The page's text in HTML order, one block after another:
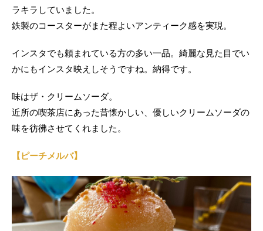
ラキラしていました。
鉄製のコースターがまた程よいアンティーク感を実現。
インスタでも頼まれている方の多い一品。綺麗な見た目でい
かにもインスタ映えしそうですね。納得です。
味はザ・クリームソーダ。
近所の喫茶店にあった昔懐かしい、優しいクリームソーダの
味を彷彿させてくれました。
【ピーチメルバ】